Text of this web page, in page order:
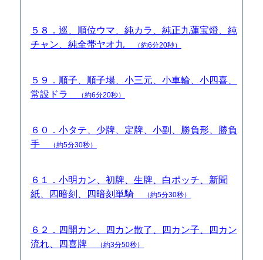
５８．巡、順位ウマ、純カラ、純正九蓮宝燈、純
チャン、純全帯ヤオ九
（約6分20秒）
５９．順子、順子場、小三元、小車輪、小四喜、
常設ドラ
（約6分20秒）
６０．小タテ、少牌、定牌、小副、勝負形、勝負
手
（約5分30秒）
６１．小明カン、初牌、生牌、白ポッチ、新聞
紙、四暗刻、四暗刻単騎
（約5分30秒）
６２．四開カン、四カン散了、四カン子、四カン
流れ、四喜牌
（約3分50秒）